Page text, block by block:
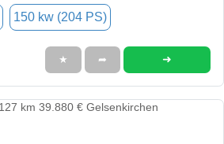
150 kw (204 PS)
★ ➦ ➜